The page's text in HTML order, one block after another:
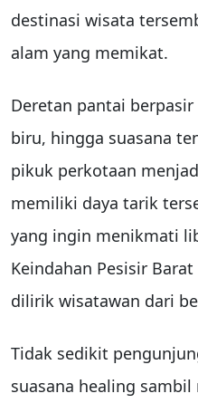
destinasi wisata
alam yang memikat.
Deretan pantai
biru, hingga suasana
pikuk perkotaan
memiliki daya tarik
yang ingin menikmati
Keindahan Pesisir
dilirik wisatawan dari
Tidak sedikit
suasana healing